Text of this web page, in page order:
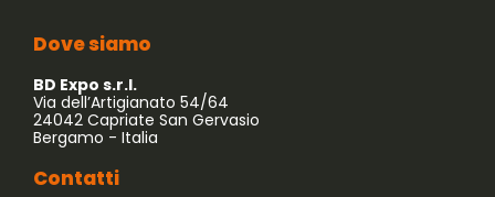
Dove siamo
BD Expo s.r.l.
Via dell’Artigianato 54/64
24042 Capriate San Gervasio
Bergamo - Italia
Contatti